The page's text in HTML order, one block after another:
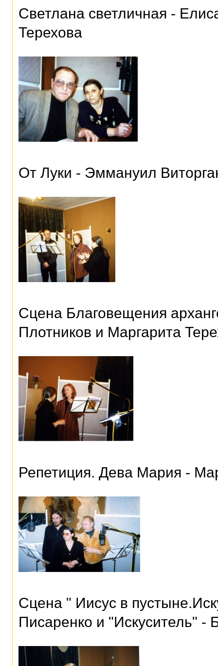
Светлана светличная -
Терехова
От Луки - Эммануил
Сцена Благовещения
Плотников и Маргарита
Репетиция. Дева Мария -
Сцена " Иисус в
Писаренко и "Искуситель" -